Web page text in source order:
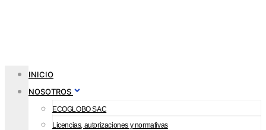
INICIO
NOSOTROS
ECOGLOBO SAC
Licencias, autorizaciones y normativas